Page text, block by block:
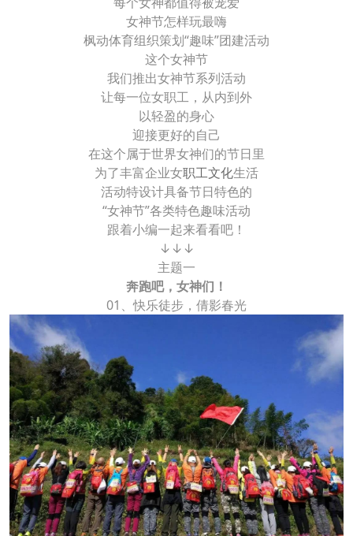
女神节怎样玩最嗨
枫动体育组织策划“趣味”团建活动
这个女神节
我们推出女神节系列活动
让每一位女职工，从内到外
以轻盈的身心
迎接更好的自己
在这个属于世界女神们的节日里
为了丰富企业女职工文化生活
活动特设计具备节日特色的
“女神节”各类特色趣味活动
跟着小编一起来看看吧！
↓↓↓
主题一
奔跑吧，女神们！
01、快乐徒步，倩影春光